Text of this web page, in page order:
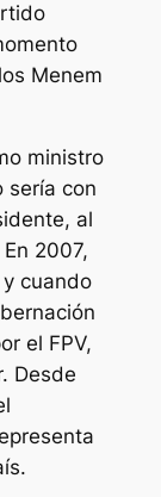
Menem
ministro
sería con
al
2007,
cuando
el FPV,
Desde